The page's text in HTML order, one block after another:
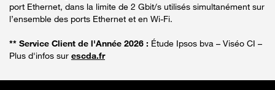
port Ethernet, dans la limite de 2 Gbit/s utilisés simultanément sur
l’ensemble des ports Ethernet et en Wi-Fi.
** Service Client de l'Année 2026 : Étude Ipsos bva – Viséo CI –
Plus d'infos sur escda.fr